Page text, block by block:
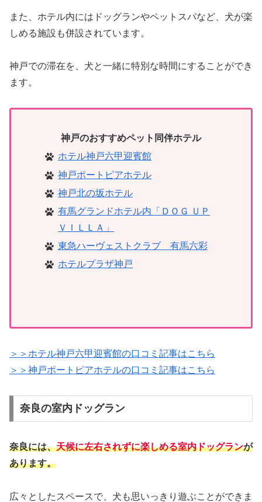
また、ホテル内にはドッグランやペットスパなど、犬が楽
しめる施設も併設されています。
神戸での滞在を、犬と一緒に特別な時間にすることができ
ます。
神戸のおすすめペット同伴ホテル
ホテル神戸六甲迎賓館
神戸ポートピアホテル
神戸北の坂ホテル
有馬グランドホテル内「ＤＯＧ ＵＰ
ＶＩＬＬＡ」
東急ハーヴェストクラブ 有馬六彩
ホテルプラザ神戸
＞＞ホテル神戸六甲迎賓館の口コミ記事はこちら
＞＞神戸ポートピアホテルの口コミ記事はこちら
奈良の室内ドッグラン
奈良には、天候に左右されずに楽しめる室内ドッグランが
あります。
広々としたスペースで、犬も思いっきり遊ぶことができま